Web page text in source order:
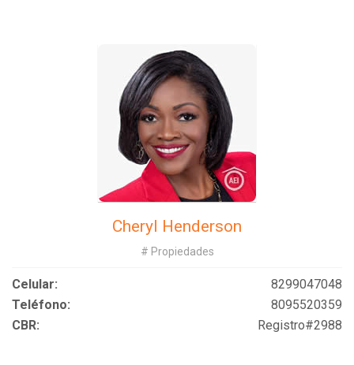
Cheryl Henderson
# Propiedades
Celular:
8299047048
Teléfono:
8095520359
CBR:
Registro#2988